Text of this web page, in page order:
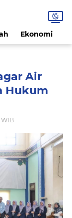
Ekonomi
Air
Hukum
WIB